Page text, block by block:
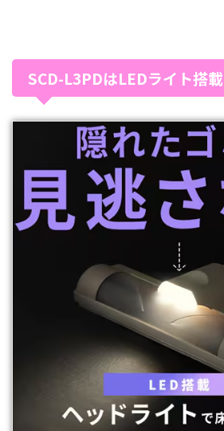
SCD-L3PDはLEDライト搭載